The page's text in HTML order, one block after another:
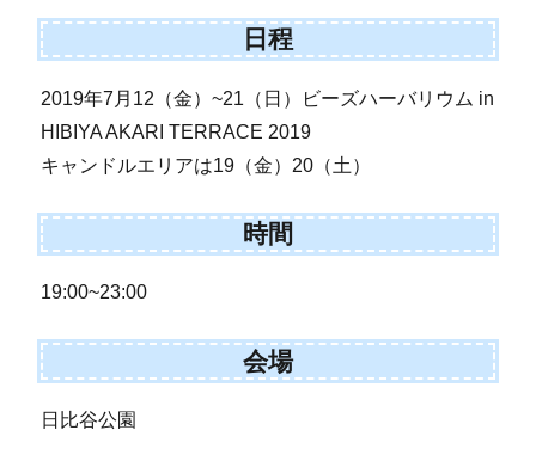
日程
2019年7月12（金）~21（日）ビーズハーバリウム in
HIBIYA AKARI TERRACE 2019
キャンドルエリアは19（金）20（土）
時間
19:00~23:00
会場
日比谷公園